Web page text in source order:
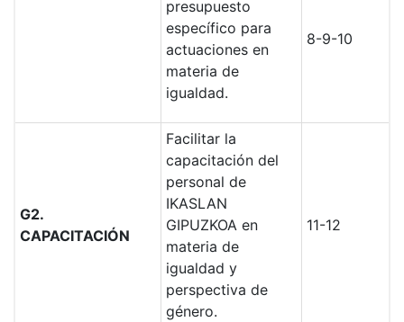
presupuesto
específico para
actuaciones en
materia de
igualdad.
8-9-10
G2.
CAPACITACIÓN
Facilitar la
capacitación del
personal de
IKASLAN
GIPUZKOA en
materia de
igualdad y
perspectiva de
género.
11-12